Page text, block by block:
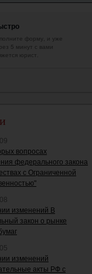
форму, и уже
5 минут с вами
юрист.
вопросах
федерального закона
с Ограниченной
изменений В
закон о рынке
изменений
акты РФ с